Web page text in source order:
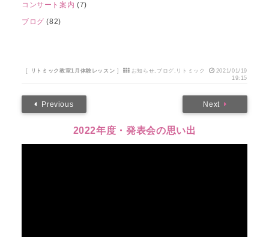
コンサート案内 (7)
ブログ (82)
[ リトミック教室1月体験レッスン ] お知らせ, ブログ , リトミック
2021/01/19
19:15
Previous Next
2022年度・発表会の思い出